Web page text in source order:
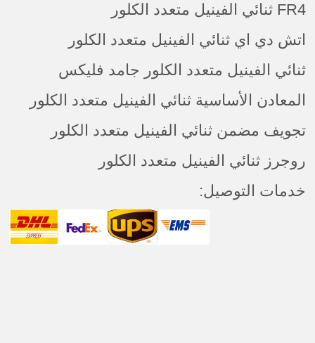
FR4 ثنائي الفينيل متعدد الكلور
اتش دي اي ثنائي الفينيل متعدد الكلور
ثنائي الفينيل متعدد الكلور جامد فليكس
المعادن الأساسية ثنائي الفينيل متعدد الكلور
تجويف مضمن ثنائي الفينيل متعدد الكلور
روجرز ثنائي الفينيل متعدد الكلور
خدمات التوصيل: